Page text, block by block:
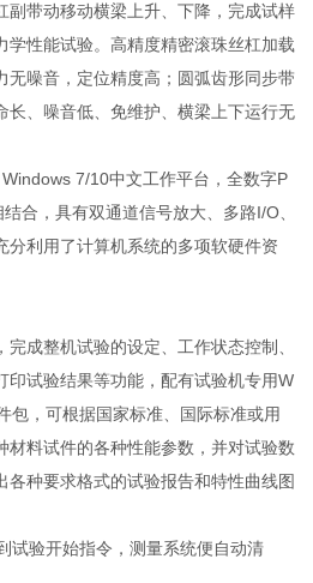
副带动移动横梁上升、下降，完成试样
学性能试验。高精度精密滚珠丝杠加载
无噪音，定位精度高；圆弧齿形同步带
长、噪音低、免维护、横梁上下运行无
7/10中文工作平台，全数字P
合，具有双通道信号放大、多路I/O、
分利用了计算机系统的多项软硬件资
成整机试验的设定、工作状态控制、
印试验结果等功能，配有试验机专用W
包，可根据国家标准、国际标准或用
材料试件的各种性能参数，并对试验数
各种要求格式的试验报告和特性曲线图
试验开始指令，测量系统便自动清